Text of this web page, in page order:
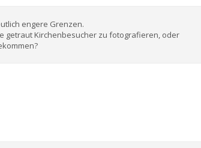
engere Grenzen.
getraut Kirchenbesucher zu fotografieren, oder